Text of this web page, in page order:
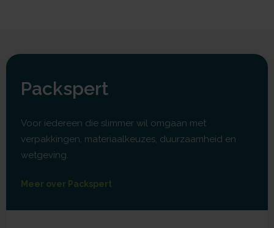
Packspert
Voor iedereen die slimmer wil omgaan met
verpakkingen, materiaalkeuzes, duurzaamheid en
wetgeving.
Meer over Packspert